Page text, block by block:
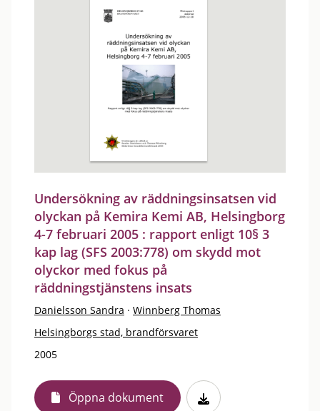
Undersökning av räddningsinsatsen vid
olyckan på Kemira Kemi AB, Helsingborg
4-7 februari 2005 : rapport enligt 10§ 3
kap lag (SFS 2003:778) om skydd mot
olyckor med fokus på
räddningstjänstens insats
Danielsson Sandra · Winnberg Thomas
Helsingborgs stad, brandförsvaret
2005
Öppna dokument